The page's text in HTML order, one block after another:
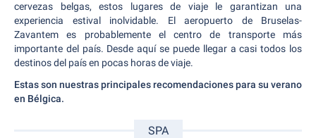
cervezas belgas, estos lugares de viaje le garantizan una
experiencia estival inolvidable. El aeropuerto de Bruselas-
Zavantem es probablemente el centro de transporte más
importante del país. Desde aquí se puede llegar a casi todos los
destinos del país en pocas horas de viaje.
Estas son nuestras principales recomendaciones para su verano
en Bélgica.
SPA